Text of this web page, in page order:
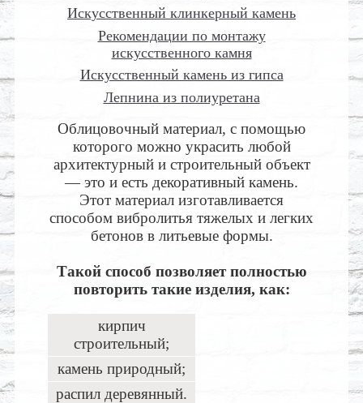
Искусственный клинкерный камень
Рекомендации по монтажу
искусственного камня
Искусственный камень из гипса
Лепнина из полиуретана
Облицовочный материал, с помощью
которого можно украсить любой
архитектурный и строительный объект
— это и есть декоративный камень.
Этот материал изготавливается
способом вибролитья тяжелых и легких
бетонов в литьевые формы.
Такой способ позволяет полностью
повторить такие изделия, как:
кирпич
строительный;
камень природный;
распил деревянный.